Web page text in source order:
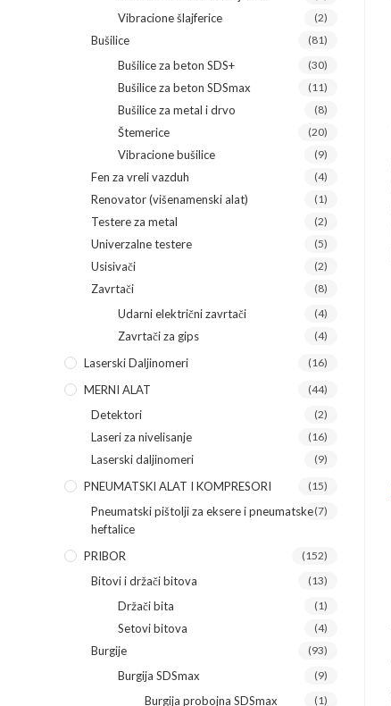
Vibracione šlajferice (2)
Bušilice (81)
Bušilice za beton SDS+ (30)
Bušilice za beton SDSmax (11)
Bušilice za metal i drvo (8)
Štemerice (20)
Vibracione bušilice (9)
Fen za vreli vazduh (4)
Renovator (višenamenski alat) (1)
Testere za metal (2)
Univerzalne testere (5)
Usisivači (2)
Zavrtači (8)
Udarni električni zavrtači (4)
Zavrtači za gips (4)
Laserski Daljinomeri (16)
MERNI ALAT (44)
Detektori (2)
Laseri za nivelisanje (16)
Laserski daljinomeri (9)
PNEUMATSKI ALAT I KOMPRESORI (15)
Pneumatski pištolji za eksere i pneumatske
heftalice
(7)
PRIBOR (152)
Bitovi i držači bitova (13)
Držači bita (1)
Setovi bitova (4)
Burgije (93)
Burgija SDSmax (9)
Burgija probojna SDSmax (1)